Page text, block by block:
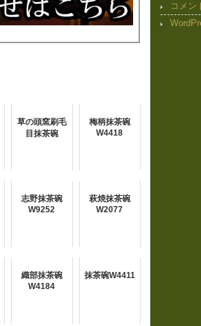
草の頭窯刷毛
目抹茶碗
梅柄抹茶碗
W4418
志野抹茶碗
W9252
萩焼抹茶碗
W2077
織部抹茶碗
W4184
抹茶碗W4411
コメン